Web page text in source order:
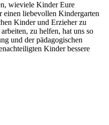
wieviele Kinder Eure
einen liebevollen Kindergarten
Kinder und Erzieher zu
zu helfen, hat uns so
und der pädagogischen
Kinder bessere